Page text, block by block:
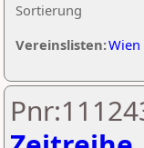
Sortierung
Vereinslisten:Wien